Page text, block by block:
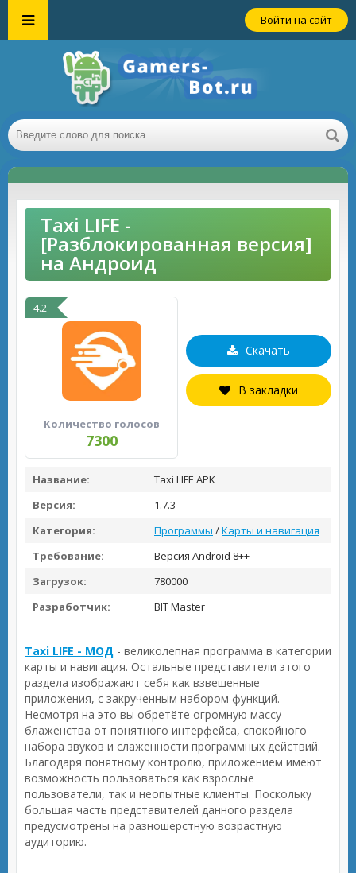
Войти на сайт
Taxi LIFE -
[Разблокированная версия]
на Андроид
4.2
Количество голосов
7300
Скачать
В закладки
Название:
Taxi LIFE APK
Версия:
1.7.3
Категория:
Программы /Карты и навигация
Требование:
Версия Android 8++
Загрузок:
780000
Разработчик:
BIT Master
Taxi LIFE - МОД - великолепная программа в категории
карты и навигация. Остальные представители этого
раздела изображают себя как взвешенные
приложения, с закрученным набором функций.
Несмотря на это вы обретёте огромную массу
блаженства от понятного интерфейса, спокойного
набора звуков и слаженности программных действий.
Благодаря понятному контролю, приложением имеют
возможность пользоваться как взрослые
пользователи, так и неопытные клиенты. Поскольку
большая часть представителей данного раздела
предусмотрены на разношерстную возрастную
аудиторию.